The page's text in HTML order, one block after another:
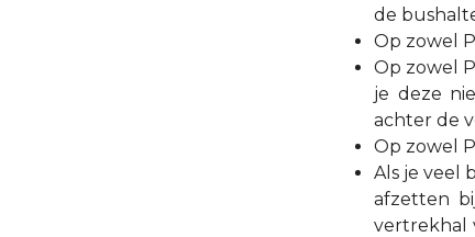
de
Op zowel
Op zowel
je deze
achter de
Op zowel
Als je veel
afzetten
vertrekhal